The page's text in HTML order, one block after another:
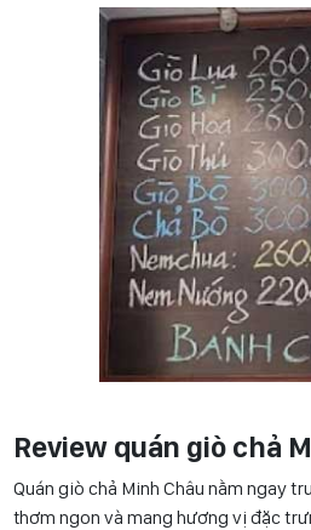
Review quán giò chả
Quán giò chả Minh Châu nằm ngay
thơm ngon và mang hương vị đặc